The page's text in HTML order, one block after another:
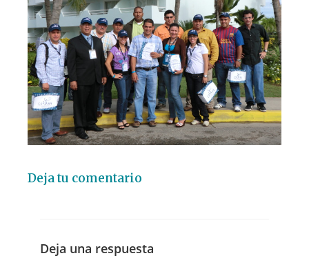
Deja tu comentario
Deja una respuesta